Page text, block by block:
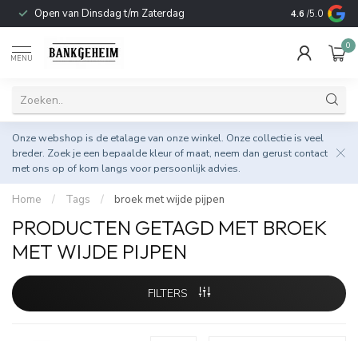
Open van Dinsdag t/m Zaterdag Duurzame &
4.6 /5.0
MENU
0
Onze webshop is de etalage van onze winkel. Onze collectie is veel
breder. Zoek je een bepaalde kleur of maat, neem dan gerust contact
met ons op of kom langs voor persoonlijk advies.
Home / Tags / broek met wijde pijpen
PRODUCTEN GETAGD MET BROEK
MET WIJDE PIJPEN
FILTERS